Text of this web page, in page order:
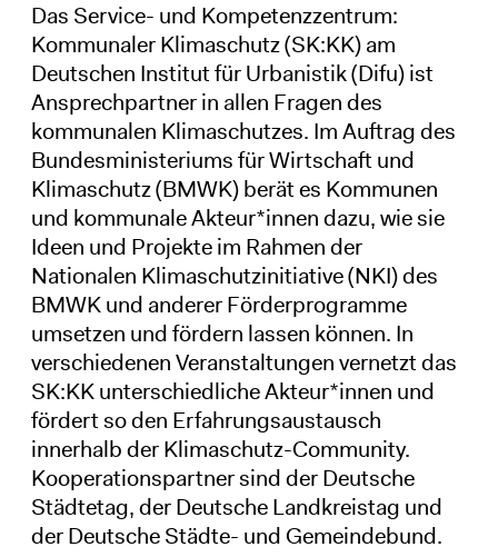
Das Service- und Kompetenzzentrum:
Kommunaler Klimaschutz (SK:KK) am
Deutschen Institut für Urbanistik (Difu) ist
Ansprechpartner in allen Fragen des
kommunalen Klimaschutzes. Im Auftrag des
Bundesministeriums für Wirtschaft und
Klimaschutz (BMWK) berät es Kommunen
und kommunale Akteur*innen dazu, wie sie
Ideen und Projekte im Rahmen der
Nationalen Klimaschutzinitiative (NKI) des
BMWK und anderer Förderprogramme
umsetzen und fördern lassen können. In
verschiedenen Veranstaltungen vernetzt das
SK:KK unterschiedliche Akteur*innen und
fördert so den Erfahrungsaustausch
innerhalb der Klimaschutz-Community.
Kooperationspartner sind der Deutsche
Städtetag, der Deutsche Landkreistag und
der Deutsche Städte- und Gemeindebund.